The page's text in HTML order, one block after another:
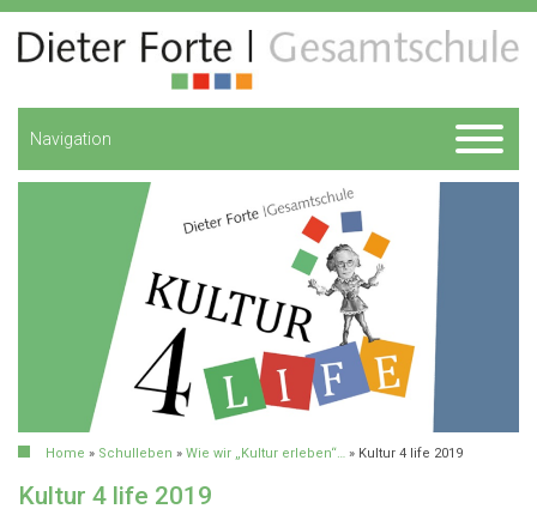
Navigation
Home » Schulleben » Wie wir „Kultur erleben“… » Kultur 4 life 2019
Kultur 4 life 2019